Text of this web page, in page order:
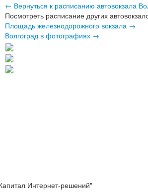
← Вернуться к расписанию автовокзала
Посмотреть расписание других
Площадь железнодорожного вокзала →
Волгоград в фотографиях →
Интернет-решений"